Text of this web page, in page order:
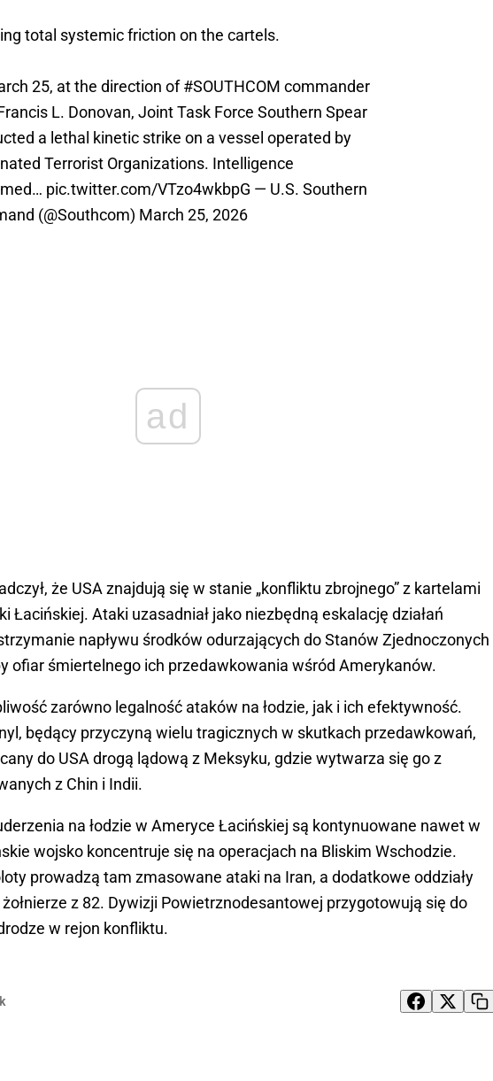
total systemic friction on the cartels.
25, at the direction of#SOUTHCOM commander
L. Donovan, Joint Task Force Southern Spear
a lethal kinetic strike on a vessel operated by
Terrorist Organizations. Intelligence
pic.twitter.com/VTzo4wkbpG — U.S. Southern
(@Southcom) March 25, 2026
ad
że USA znajdują się w stanie „konfliktu zbrojnego” z kartelami
Łacińskiej. Ataki uzasadniał jako niezbędną eskalację działań
napływu środków odurzających do Stanów Zjednoczonych
ofiar śmiertelnego ich przedawkowania wśród Amerykanów.
zarówno legalność ataków na łodzie, jak i ich efektywność.
będący przyczyną wielu tragicznych w skutkach przedawkowań,
do USA drogą lądową z Meksyku, gdzie wytwarza się go z
z Chin i Indii.
na łodzie w Ameryce Łacińskiej są kontynuowane nawet w
wojsko koncentruje się na operacjach na Bliskim Wschodzie.
prowadzą tam zmasowane ataki na Iran, a dodatkowe oddziały
z 82. Dywizji Powietrznodesantowej przygotowują się do
w rejon konfliktu.